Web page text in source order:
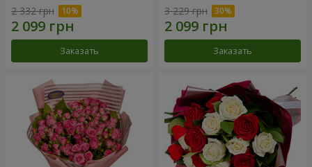
2 332 грн
Заказать
3 229 грн
Заказать